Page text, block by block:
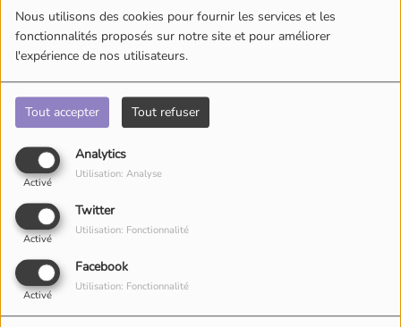
Nous utilisons des cookies pour fournir les services et les
fonctionnalités proposés sur notre site et pour améliorer
l'expérience de nos utilisateurs.
Tout accepter Tout refuser
Analytics
Activé
Utilisation: Analyse
Twitter
Activé
Utilisation: Fonctionnalité
Facebook
Activé
Utilisation: Fonctionnalité